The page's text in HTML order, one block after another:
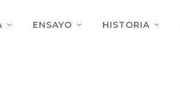
ENSAYO HISTORIA